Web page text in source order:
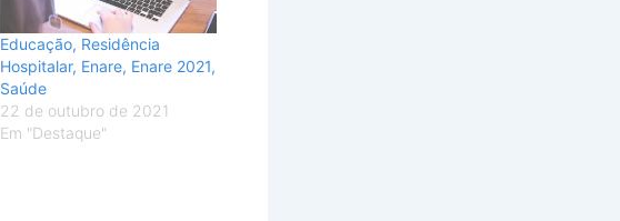
Educação, Residência
Hospitalar, Enare, Enare 2021,
Saúde
22 de outubro de 2021
Em "Destaque"